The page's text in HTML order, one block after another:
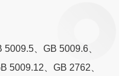
、GB 5009.6、
5009.12、GB 2762、